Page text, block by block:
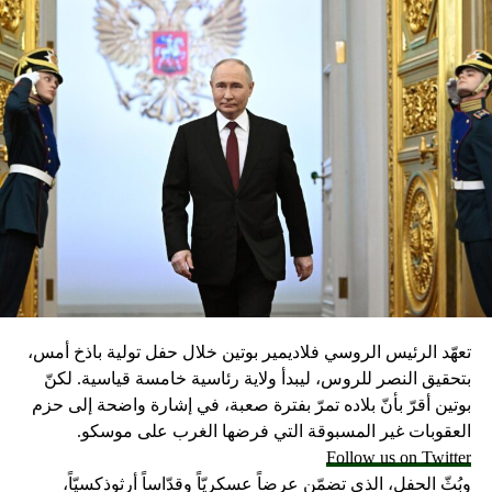
تعبر فقط عن رأي الصحيفة
RELATED TOPICS:
UP
جوي من قاعدة القوات الجوية الأمريكية يظهر إحدى
مقابر الطائرات الحربية
DON'T MISS
أسرار “الجمهورية”: مرجع حكومي سابق يعمل على خط
الوساطات!
تعهّد الرئيس الروسي فلاديمير بوتين خلال حفل تولية باذخ أمس،
بتحقيق النصر للروس، ليبدأ ولاية رئاسية خامسة قياسية. لكنّ
بوتين أقرّ بأنّ بلاده تمرّ بفترة صعبة، في إشارة واضحة إلى حزم
العقوبات غير المسبوقة التي فرضها الغرب على موسكو.
Follow us on Twitter
وبُثّ الحفل، الذي تضمّن عرضاً عسكريّاً وقدّاساً أرثوذكسيّاً،